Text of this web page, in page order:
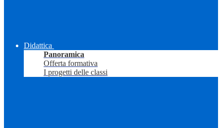
Didattica
Panoramica
Offerta formativa
I progetti delle classi